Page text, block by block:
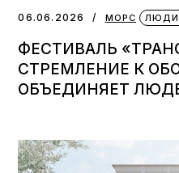
06.06.2026 МОРС ЛЮДИ
ФЕСТИВАЛЬ
СТРЕМЛЕНИЕ К
ОБЪЕДИНЯЕТ